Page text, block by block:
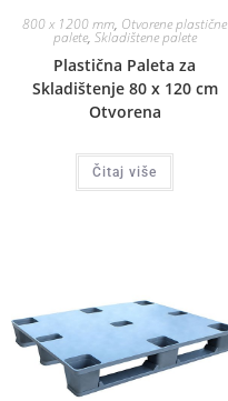
800 x 1200 mm, Otvorene plastične
palete, Skladištene palete
Plastična Paleta za
Skladištenje 80 x 120 cm
Otvorena
Čitaj više